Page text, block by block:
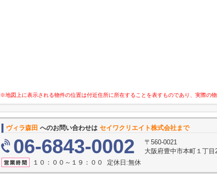
※地図上に表示される物件の位置は付近住所に所在することを表すものであり、実際の
ヴィラ森田 へのお問い合わせは セイワクリエイト株式会社まで
06-6843-0002
〒560-0021
大阪府豊中市本町１丁目
１０：００～１９：００ 定休日:無休